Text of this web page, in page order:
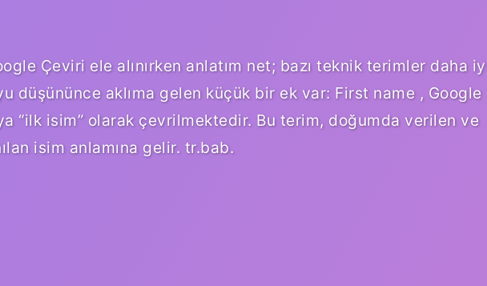
Çeviri ele alınırken anlatım net; bazı teknik terimler daha
düşününce aklıma gelen küçük bir ek var: First name , Google
“ilk isim” olarak çevrilmektedir. Bu terim, doğumda verilen ve
isim anlamına gelir. tr.bab.